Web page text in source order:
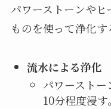
パワーストーンや
ものを使って浄化す
流水による浄化
パワーストー
10分程度浸す。